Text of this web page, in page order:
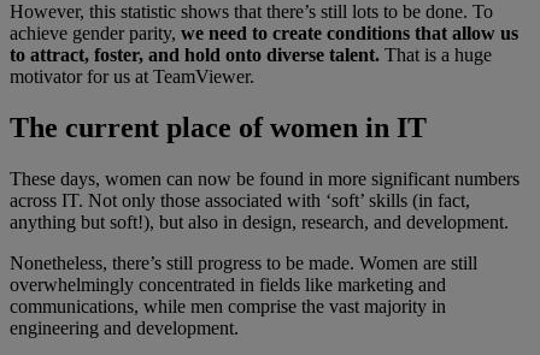
However, this statistic shows that there’s still lots to be done. To
achieve gender parity, we need to create conditions that allow us
to attract, foster, and hold onto diverse talent. That is a huge
motivator for us at TeamViewer.
The current place of women in IT
These days, women can now be found in more significant numbers
across IT. Not only those associated with ‘soft’ skills (in fact,
anything but soft!), but also in design, research, and development.
Nonetheless, there’s still progress to be made. Women are still
overwhelmingly concentrated in fields like marketing and
communications, while men comprise the vast majority in
engineering and development.